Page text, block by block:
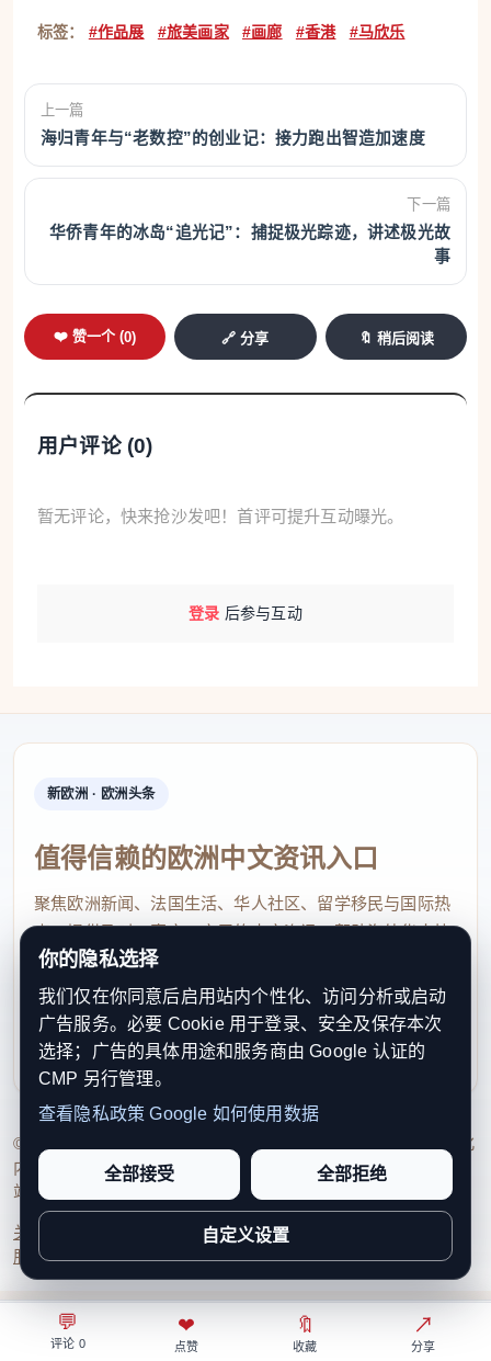
💬
评论 0
❤
点赞
🔖
收藏
↗
分享
标签： #作品展 #旅美画家 #画廊 #香港 #马欣乐
上一篇
海归青年与“老数控”的创业记：接力跑出智造加速度
下一篇
华侨青年的冰岛“追光记”：捕捉极光踪迹，讲述极光故
事
❤️ 赞一个 (0) 🔗 分享 🔖 稍后阅读
用户评论 (0)
暂无评论，快来抢沙发吧！首评可提升互动曝光。
登录 后参与互动
新欧洲 · 欧洲头条
值得信赖的欧洲中文资讯入口
聚焦欧洲新闻、法国生活、华人社区、留学移民与国际热
点，提供及时、真实、实用的中文资讯，帮助海外华人快
速了解欧洲动态。
contact@xinouzhou.com
服务支持、版权与合作：工作日优先处理站务、投稿与权
利通知
© 2026 新欧洲·欧洲头条. All Rights Reserved. 本网站持续优化
内容透明度、联系方式与用户权利说明，以提升品牌信任感和
站点完整度。
关于我们 编辑规范日期归档隐私政策
服务条款联系我们
你的隐私选择
我们仅在你同意后启用站内个性化、访问分析或启动
广告服务。必要 Cookie 用于登录、安全及保存本次
选择；广告的具体用途和服务商由 Google 认证的
CMP 另行管理。
查看隐私政策 Google 如何使用数据
全部接受 全部拒绝
自定义设置
⌂
首页
◎
关注
↗
热榜
○
我的